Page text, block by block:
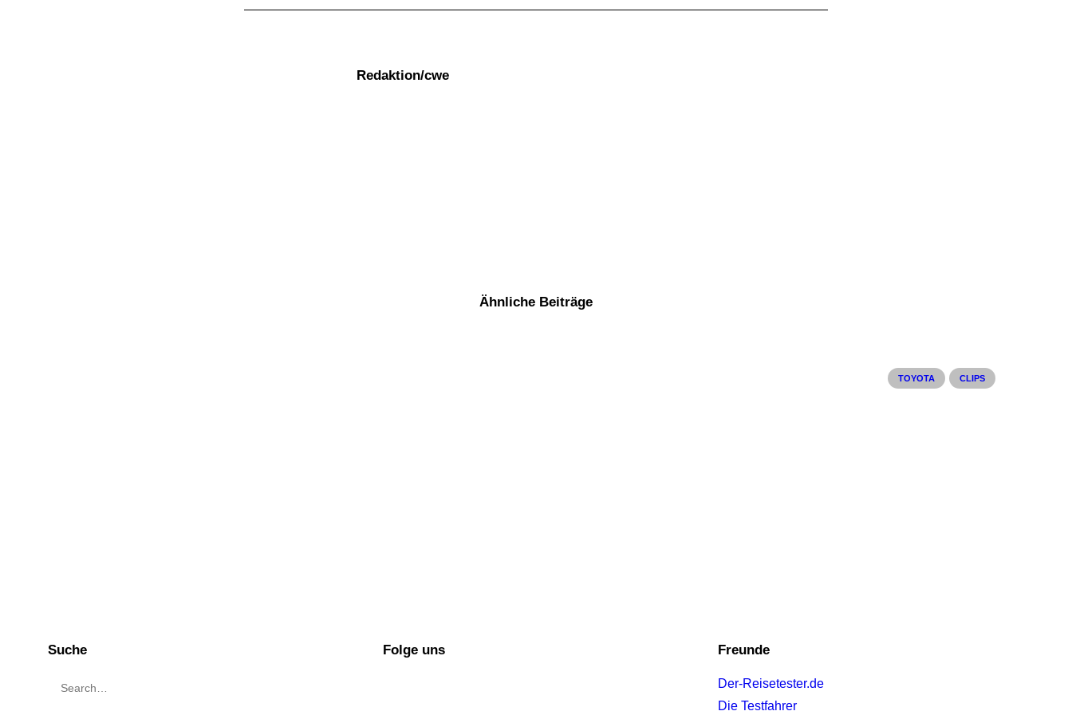
Redaktion/cwe
Ähnliche Beiträge
TOYOTA CLIPS
Suche Folge uns Freunde
Der-Reisetester.de
Die Testfahrer